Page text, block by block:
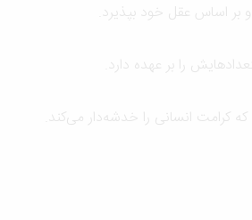
بر اساس عقل خود بپذیرد.
را بر عهده دارد.
کرامت انسانی را خدشه‌دار می‌کند.